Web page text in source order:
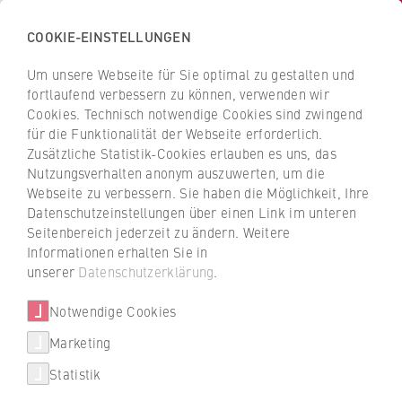
Z
u
ü
k
u
S
a
H
c
h
s
c
h
u
l
e
f
r
W
i
r
Z
u
r
ü
c
k
z
u
r
t
a
t
Über uns
Personen und Kontakte
Filtern / suchen
T0 Ergebnisse
COOKIE-EINSTELLUNGEN
Um unsere Webseite für Sie optimal zu gestalten und
fortlaufend verbessern zu können, verwenden wir
Cookies. Technisch notwendige Cookies sind zwingend
für die Funktionalität der Webseite erforderlich.
Zusätzliche Statistik-Cookies erlauben es uns, das
Nutzungsverhalten anonym auszuwerten, um die
Webseite zu verbessern. Sie haben die Möglichkeit, Ihre
Datenschutzeinstellungen über einen Link im unteren
Seitenbereich jederzeit zu ändern. Weitere
Informationen erhalten Sie in
unserer Datenschutzerklärung
Notwendige Cookies
Marketing
Statistik